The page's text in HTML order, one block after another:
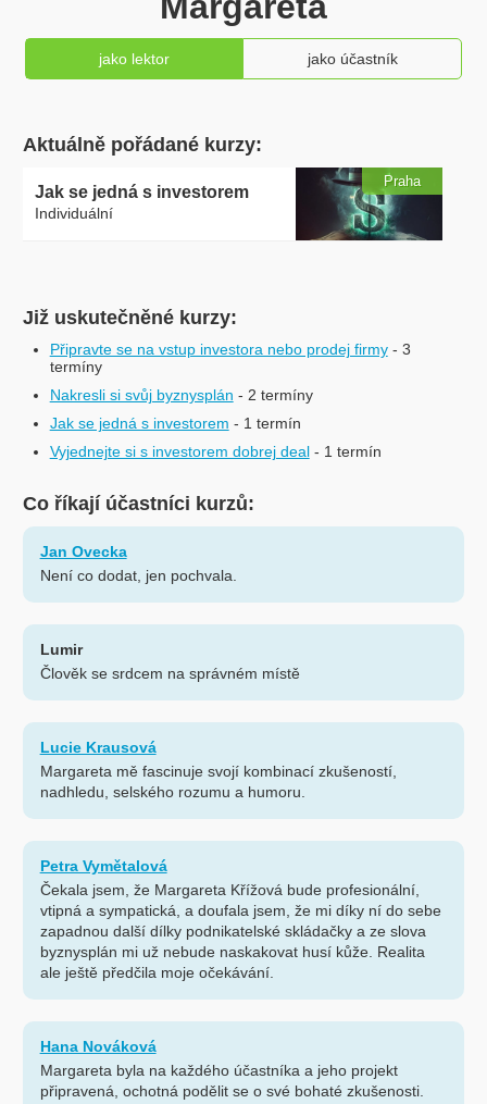
jako lektor jako účastník
Aktuálně pořádané kurzy:
Jak se jedná s investorem
Individuální
Praha
Již uskutečněné kurzy:
Připravte se na vstup investora nebo prodej firmy - 3
termíny
Nakresli si svůj byznysplán - 2 termíny
Jak se jedná s investorem - 1 termín
Vyjednejte si s investorem dobrej deal - 1 termín
Co říkají účastníci kurzů:
Jan Ovecka
Není co dodat, jen pochvala.
Lumir
Člověk se srdcem na správném místě
Lucie Krausová
Margareta mě fascinuje svojí kombinací zkušeností,
nadhledu, selského rozumu a humoru.
Petra Vymětalová
Čekala jsem, že Margareta Křížová bude profesionální,
vtipná a sympatická, a doufala jsem, že mi díky ní do sebe
zapadnou další dílky podnikatelské skládačky a ze slova
byznysplán mi už nebude naskakovat husí kůže. Realita
ale ještě předčila moje očekávání.
Hana Nováková
Margareta byla na každého účastníka a jeho projekt
připravená, ochotná podělit se o své bohaté zkušenosti.